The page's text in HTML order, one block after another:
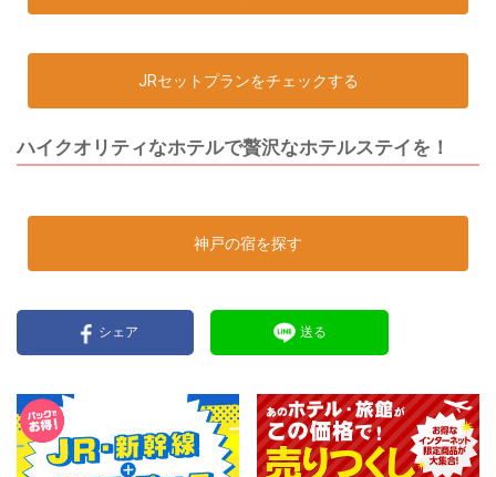
JRセットプランをチェックする
ハイクオリティなホテルで贅沢なホテルステイを！
神戸の宿を探す
シェア 送る